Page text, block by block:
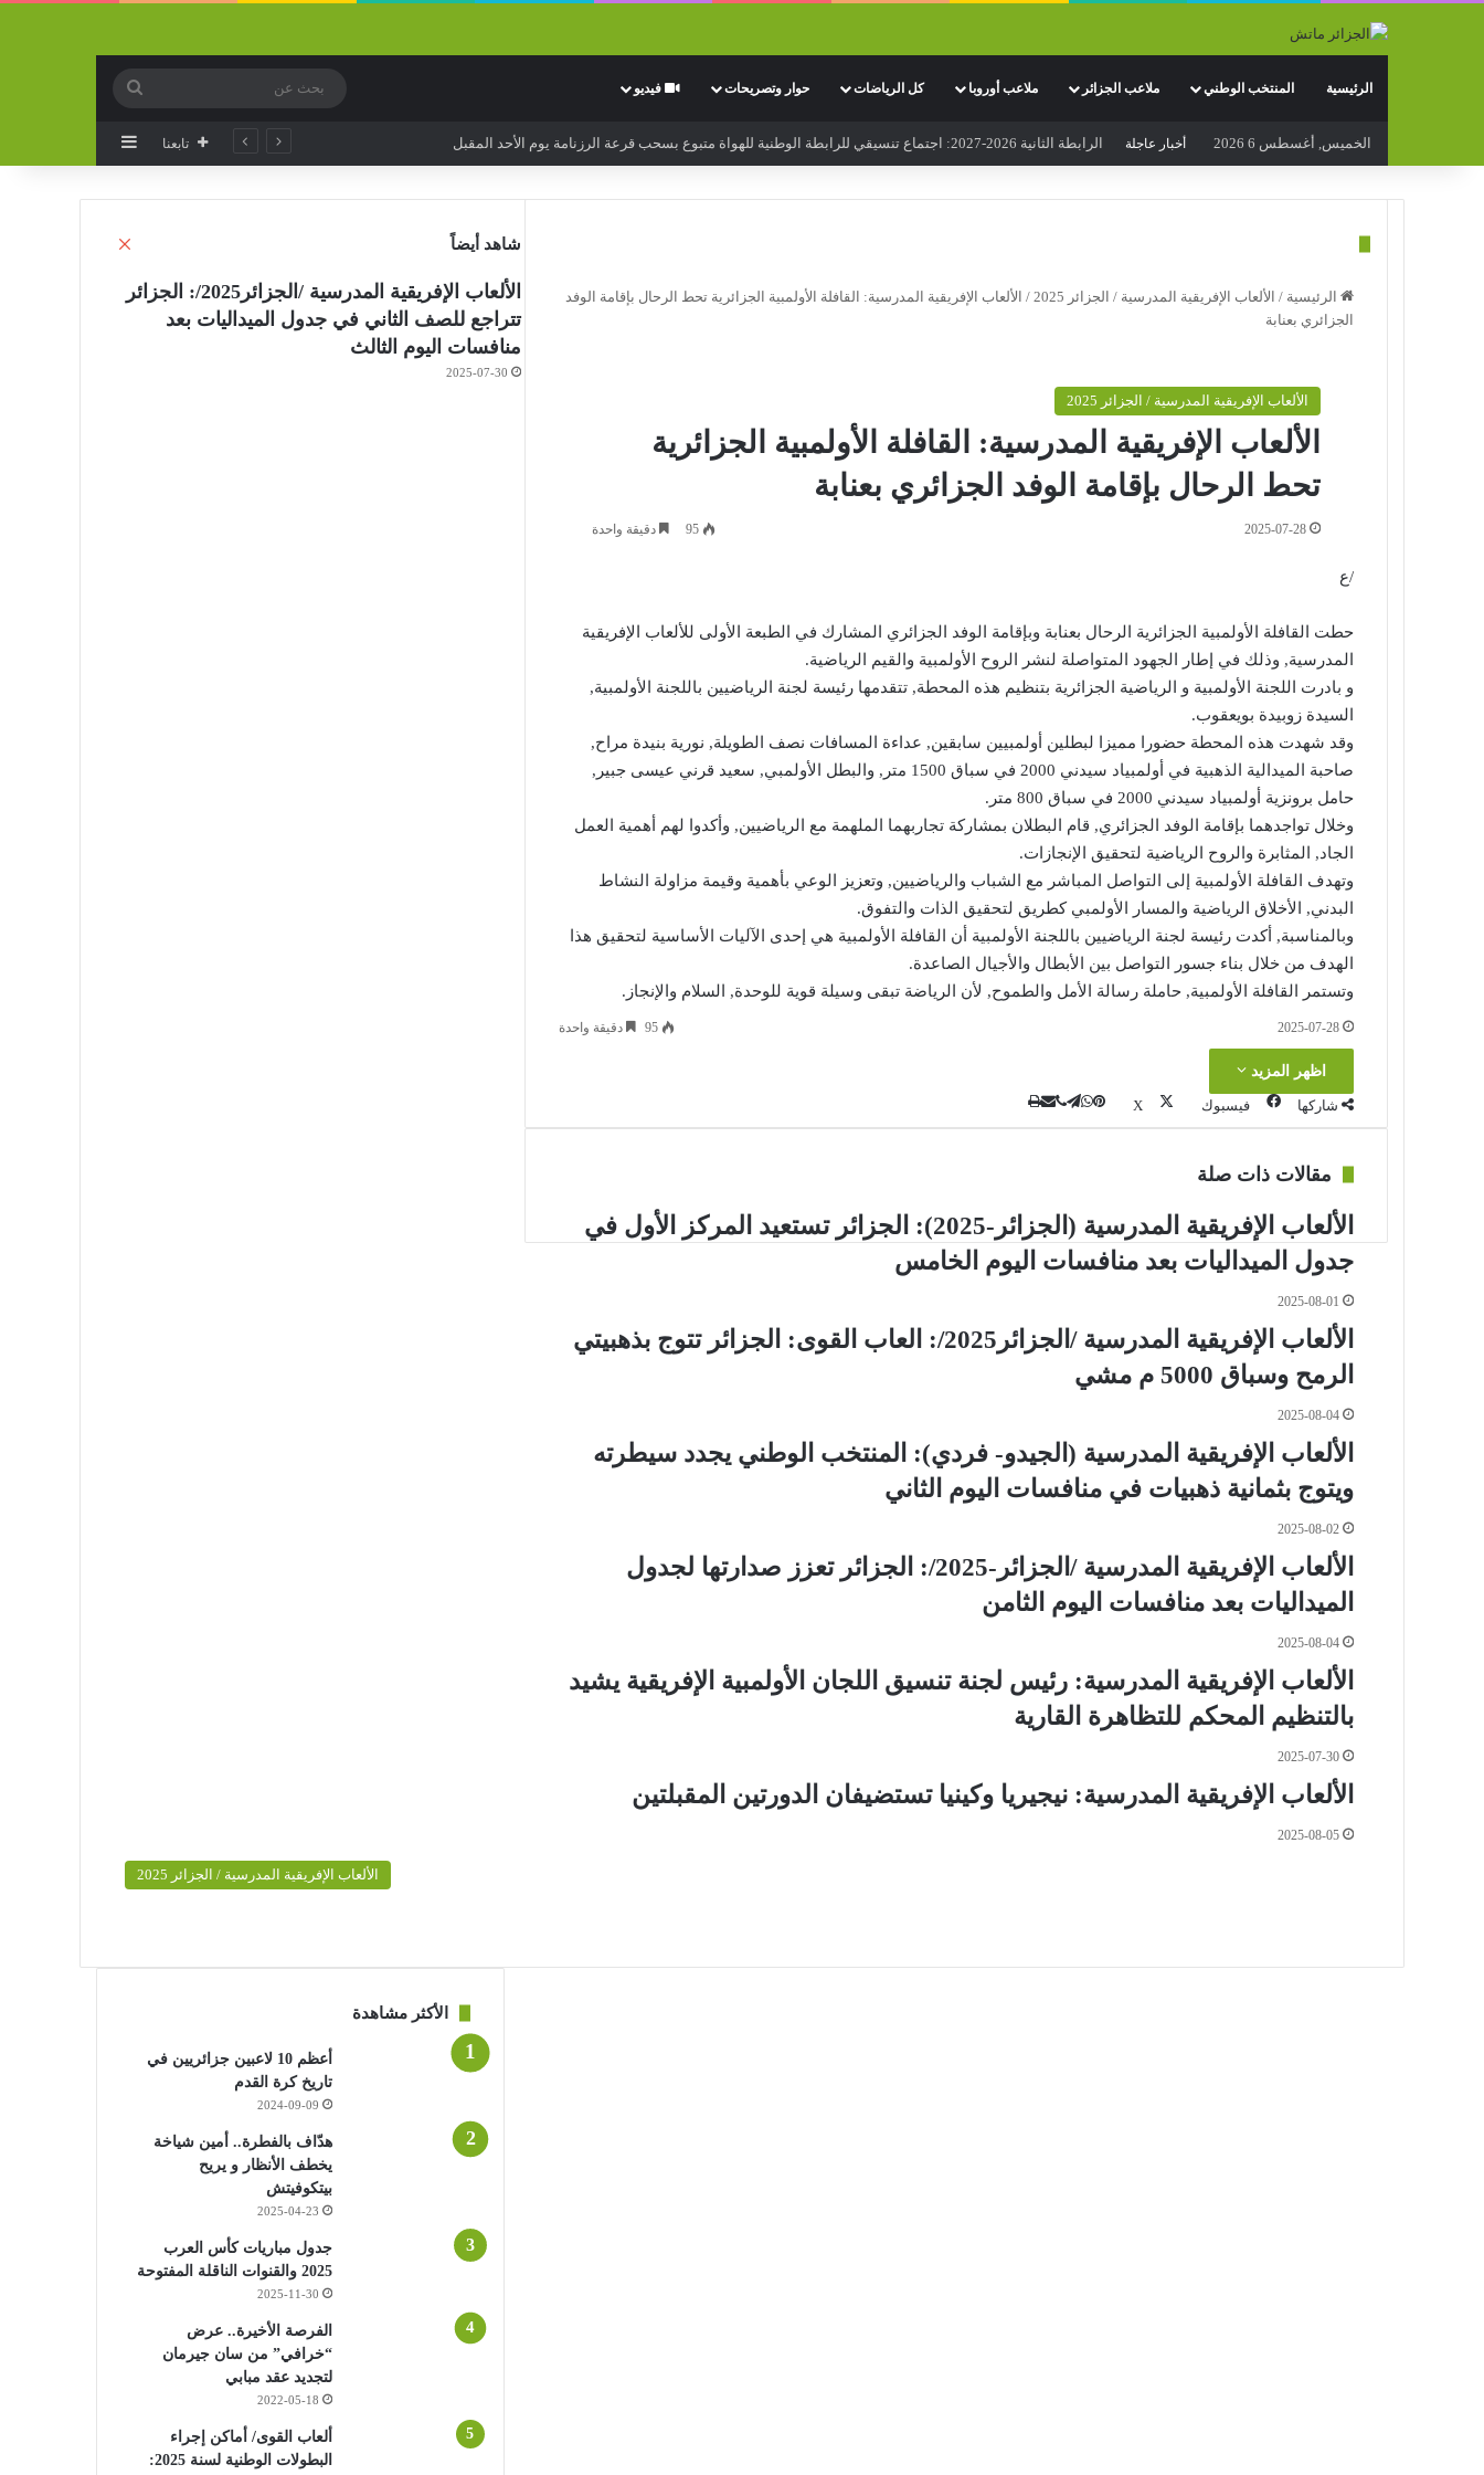
الرئيسية المنتخب الوطني ملاعب الجزائر ملاعب أوروبا كل الرياضات حوار وتصريحات فيديو بحث
الخميس, أغسطس 6 2026 أخبار عاجلة الرابطة الثانية 2026-2027: اجتماع تنسيقي للرابطة الوطنية للهواة متبوع بسحب قرعة الرزنامة يوم الأحد المقبل تابعنا إضافة عمود
الرئيسية / الألعاب الإفريقية المدرسية / الجزائر 2025 / الألعاب الإفريقية المدرسية: القافلة الأولمبية الجزائرية تحط الرحال بإقامة الوفد
الجزائري بعنابة
الألعاب الإفريقية المدرسية / الجزائر 2025
الألعاب الإفريقية المدرسية: القافلة الأولمبية الجزائرية
تحط الرحال بإقامة الوفد الجزائري بعنابة
2025-07-28
95 دقيقة واحدة
/ع
حطت القافلة الأولمبية الجزائرية الرحال بعنابة وبإقامة الوفد الجزائري المشارك في الطبعة الأولى للألعاب الإفريقية
المدرسية, وذلك في إطار الجهود المتواصلة لنشر الروح الأولمبية والقيم الرياضية.
و بادرت اللجنة الأولمبية و الرياضية الجزائرية بتنظيم هذه المحطة, تتقدمها رئيسة لجنة الرياضيين باللجنة الأولمبية,
السيدة زوبيدة بويعقوب.
وقد شهدت هذه المحطة حضورا مميزا لبطلين أولمبيين سابقين, عداءة المسافات نصف الطويلة, نورية بنيدة مراح,
صاحبة الميدالية الذهبية في أولمبياد سيدني 2000 في سباق 1500 متر, والبطل الأولمبي, سعيد قرني عيسى جبير,
حامل برونزية أولمبياد سيدني 2000 في سباق 800 متر.
وخلال تواجدهما بإقامة الوفد الجزائري, قام البطلان بمشاركة تجاربهما الملهمة مع الرياضيين, وأكدوا لهم أهمية العمل
الجاد, المثابرة والروح الرياضية لتحقيق الإنجازات.
وتهدف القافلة الأولمبية إلى التواصل المباشر مع الشباب والرياضيين, وتعزيز الوعي بأهمية وقيمة مزاولة النشاط
البدني, الأخلاق الرياضية والمسار الأولمبي كطريق لتحقيق الذات والتفوق.
وبالمناسبة, أكدت رئيسة لجنة الرياضيين باللجنة الأولمبية أن القافلة الأولمبية هي إحدى الآليات الأساسية لتحقيق هذا
الهدف من خلال بناء جسور التواصل بين الأبطال والأجيال الصاعدة.
وتستمر القافلة الأولمبية, حاملة رسالة الأمل والطموح, لأن الرياضة تبقى وسيلة قوية للوحدة, السلام والإنجاز.
2025-07-28
95 دقيقة واحدة
اظهر المزيد
شاركها فيسبوك ‫X بينتيريست
واتساب
تيلقرام
ڤايبر
مشاركة
عبر
طباعة
مقالات ذات صلة
الألعاب الإفريقية المدرسية (الجزائر-2025): الجزائر تستعيد المركز الأول في
جدول الميداليات بعد منافسات اليوم الخامس
2025-08-01
الألعاب الإفريقية المدرسية /الجزائر2025/: العاب القوى: الجزائر تتوج بذهبيتي
الرمح وسباق 5000 م مشي
2025-08-04
الألعاب الإفريقية المدرسية (الجيدو- فردي): المنتخب الوطني يجدد سيطرته
ويتوج بثمانية ذهبيات في منافسات اليوم الثاني
2025-08-02
الألعاب الإفريقية المدرسية /الجزائر-2025/: الجزائر تعزز صدارتها لجدول
الميداليات بعد منافسات اليوم الثامن
2025-08-04
الألعاب الإفريقية المدرسية: رئيس لجنة تنسيق اللجان الأولمبية الإفريقية يشيد
بالتنظيم المحكم للتظاهرة القارية
2025-07-30
الألعاب الإفريقية المدرسية: نيجيريا وكينيا تستضيفان الدورتين المقبلتين
2025-08-05
شاهد أيضاً
الألعاب الإفريقية المدرسية / الجزائر 2025
الألعاب الإفريقية المدرسية /الجزائر2025/: الجزائر
تتراجع للصف الثاني في جدول الميداليات بعد
منافسات اليوم الثالث
2025-07-30
الأكثر مشاهدة
أعظم 10 لاعبين جزائريين في
تاريخ كرة القدم
2024-09-09
هدّاف بالفطرة.. أمين شياخة
يخطف الأنظار و يريح
بيتكوفيتش
2025-04-23
جدول مباريات كأس العرب
2025 والقنوات الناقلة المفتوحة
2025-11-30
الفرصة الأخيرة.. عرض
“خرافي” من سان جيرمان
لتجديد عقد مبابي
2022-05-18
ألعاب القوى/ أماكن إجراء
البطولات الوطنية لسنة 2025: